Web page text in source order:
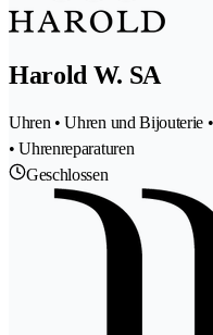
Harold W. SA
Uhren • Uhren und Bijouterie
• Uhrenreparaturen
Geschlossen